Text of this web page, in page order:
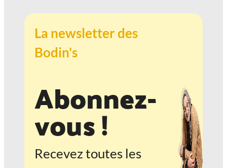
La newsletter des
Bodin's
Abonnez-
vous !
Recevez toutes les